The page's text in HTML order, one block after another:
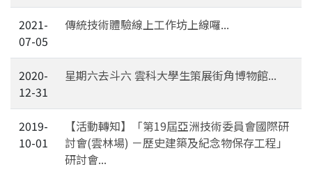
2021-
07-05
傳統技術體驗線上工作坊上線囉...
2020-
12-31
星期六去斗六 雲科大學生策展街角博物館...
2019-
10-01
【活動轉知】「第19屆亞洲技術委員會國際研
討會(雲林場) －歷史建築及紀念物保存工程」
研討會...